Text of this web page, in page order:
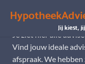
Jij kiest,
Alle
Je ziet hier alle
Vind jouw ideale
afspraak. We